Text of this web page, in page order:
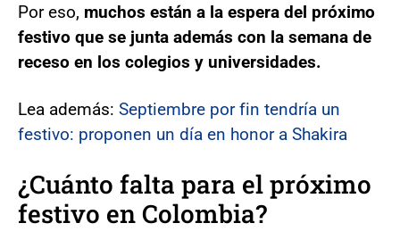
Por eso, muchos están a la espera del próximo
festivo que se junta además con la semana de
receso en los colegios y universidades.
Lea además: Septiembre por fin tendría un
festivo: proponen un día en honor a Shakira
¿Cuánto falta para el próximo
festivo en Colombia?